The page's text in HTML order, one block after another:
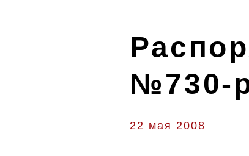
№730-
22 мая 2008